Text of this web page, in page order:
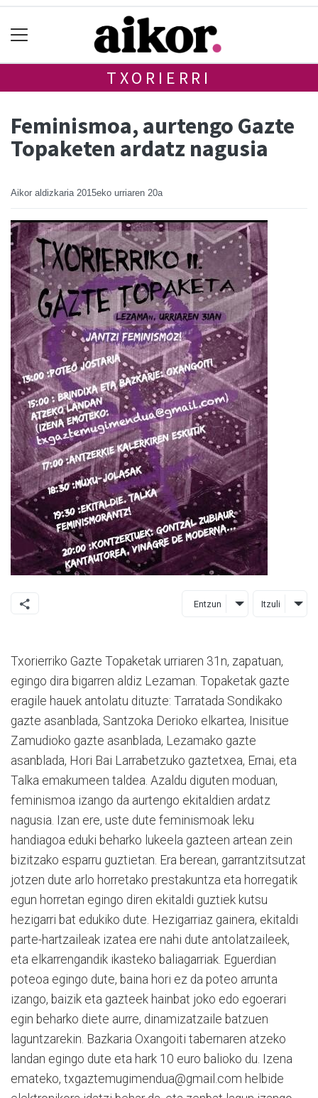
TXORIERRI
Feminismoa, aurtengo Gazte
Topaketen ardatz nagusia
Aikor aldizkaria 2015eko urriaren 20a
Entzun Itzuli
Txorierriko Gazte Topaketak urriaren 31n, zapatuan,
egingo dira bigarren aldiz Lezaman. Topaketak gazte
eragile hauek antolatu dituzte: Tarratada Sondikako
gazte asanblada, Santzoka Derioko elkartea, Inisitue
Zamudioko gazte asanblada, Lezamako gazte
asanblada, Hori Bai Larrabetzuko gaztetxea, Ernai, eta
Talka emakumeen taldea. Azaldu diguten moduan,
feminismoa izango da aurtengo ekitaldien ardatz
nagusia. Izan ere, uste dute feminismoak leku
handiagoa eduki beharko lukeela gazteen artean zein
bizitzako esparru guztietan. Era berean, garrantzitsutzat
jotzen dute arlo horretako prestakuntza eta horregatik
egun horretan egingo diren ekitaldi guztiek kutsu
hezigarri bat edukiko dute. Hezigarriaz gainera, ekitaldi
parte-hartzaileak izatea ere nahi dute antolatzaileek,
eta elkarrengandik ikasteko baliagarriak. Eguerdian
poteoa egingo dute, baina hori ez da poteo arrunta
izango, baizik eta gazteek hainbat joko edo egoerari
egin beharko diete aurre, dinamizatzaile batzuen
laguntzarekin. Bazkaria Oxangoiti tabernaren atzeko
landan egingo dute eta hark 10 euro balioko du. Izena
emateko, txgaztemugimendua@gmail.com helbide